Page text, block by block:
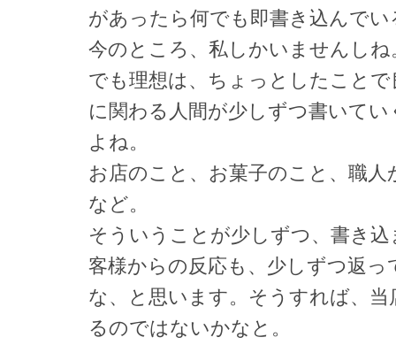
があったら何でも即書き込んで
今のところ、私しかいませんしね
でも理想は、ちょっとしたこと
に関わる人間が少しずつ書いて
よね。
お店のこと、お菓子のこと、職
など。
そういうことが少しずつ、書き
客様からの反応も、少しずつ返
な、と思います。そうすれば、
るのではないかなと。